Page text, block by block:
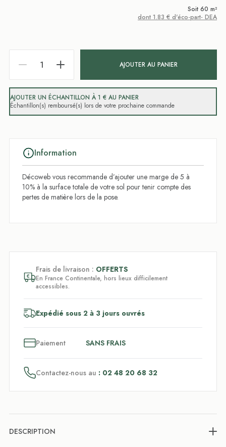
Soit 60 m²
dont 1.83 € d'éco-part- DEA
AJOUTER AU PANIER
AJOUTER UN ÉCHANTILLON À 1 € AU PANIER
Échantillon(s) remboursé(s) lors de votre prochaine commande
Information
Décoweb vous recommande d’ajouter une marge de 5 à
10% à la surface totale de votre sol pour tenir compte des
pertes de matière lors de la pose.
Frais de livraison : OFFERTS
En France Continentale, hors lieux difficilement
accessibles.
Expédié sous 2 à 3 jours ouvrés
Paiement SANS FRAIS
Contactez-nous au : 02 48 20 68 32
DESCRIPTION